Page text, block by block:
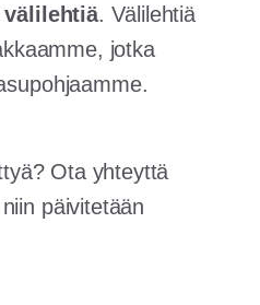
välilehtiä. Välilehtiä
jotka
Ota yhteyttä
niin päivitetään